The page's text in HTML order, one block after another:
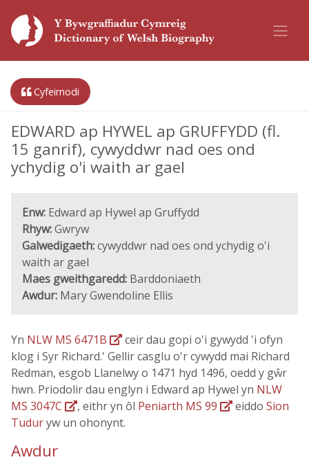
Cyfeirnodi
EDWARD ap HYWEL ap GRUFFYDD (fl.
15 ganrif), cywyddwr nad oes ond
ychydig o'i waith ar gael
Enw: Edward ap Hywel ap Gruffydd
Rhyw:Gwryw
Galwedigaeth:cywyddwr nad oes ond ychydig o'i
waith ar gael
Maes gweithgaredd: Barddoniaeth
Awdur: Mary Gwendoline Ellis
Yn NLW MS 6471B
ceir dau gopi o'i gywydd 'i ofyn
klog i Syr Richard.' Gellir casglu o'r cywydd mai Richard
Redman, esgob Llanelwy o 1471 hyd 1496, oedd y gŵr
hwn. Priodolir dau englyn i Edward ap Hywel yn NLW
MS 3047C
, eithr yn ôl Peniarth MS 99 eiddo Sion
Tuduryw un ohonynt.
Awdur